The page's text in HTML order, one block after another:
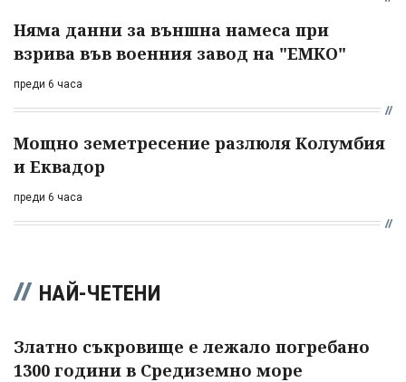
Няма данни за външна намеса при
взрива във военния завод на "ЕМКО"
преди 6 часа
Мощно земетресение разлюля Колумбия
и Еквадор
преди 6 часа
НАЙ-ЧЕТЕНИ
Златно съкровище е лежало погребано
1300 години в Средиземно море